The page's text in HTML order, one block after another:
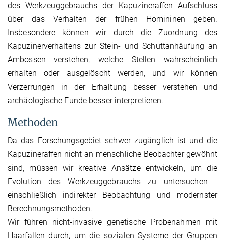
des Werkzeuggebrauchs der Kapuzineraffen Aufschluss
über das Verhalten der frühen Homininen geben.
Insbesondere können wir durch die Zuordnung des
Kapuzinerverhaltens zur Stein- und Schuttanhäufung an
Ambossen verstehen, welche Stellen wahrscheinlich
erhalten oder ausgelöscht werden, und wir können
Verzerrungen in der Erhaltung besser verstehen und
archäologische Funde besser interpretieren.
Methoden
Da das Forschungsgebiet schwer zugänglich ist und die
Kapuzineraffen nicht an menschliche Beobachter gewöhnt
sind, müssen wir kreative Ansätze entwickeln, um die
Evolution des Werkzeuggebrauchs zu untersuchen -
einschließlich indirekter Beobachtung und modernster
Berechnungsmethoden.
Wir führen nicht-invasive genetische Probenahmen mit
Haarfallen durch, um die sozialen Systeme der Gruppen